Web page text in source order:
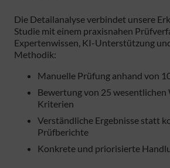
Die Detailanalyse verbindet unsere
Studie mit einem praxisnahen
Expertenwissen, KI-Unterstützung
Methodik:
Manuelle Prüfung anhand von
Bewertung von 25
Kriterien
Verständliche Ergebnisse statt
Prüfberichte
Konkrete und priorisierte